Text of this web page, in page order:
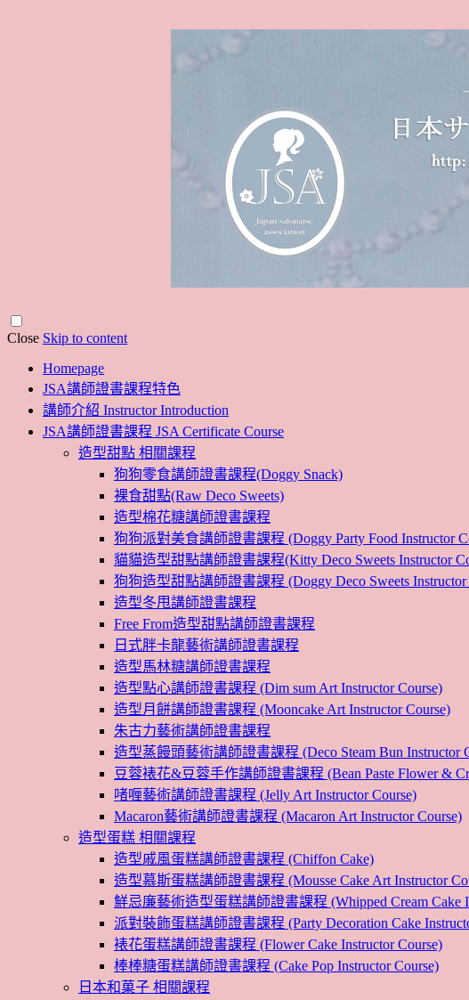
Close Skip to content
Homepage
JSA講師證書課程特色
講師介紹 Instructor Introduction
JSA講師證書課程 JSA Certificate Course
造型甜點 相關課程
狗狗零食講師證書課程(Doggy Snack)
裸食甜點(Raw Deco Sweets)
造型棉花糖講師證書課程
狗狗派對美食講師證書課程 (Doggy Party Food Instructor
貓貓造型甜點講師證書課程(Kitty Deco Sweets Instructor
狗狗造型甜點講師證書課程 (Doggy Deco Sweets Instructor
造型冬甩講師證書課程
Free From造型甜點講師證書課程
日式胖卡龍藝術講師證書課程
造型馬林糖講師證書課程
造型點心講師證書課程 (Dim sum Art Instructor Course)
造型月餅講師證書課程 (Mooncake Art Instructor Course)
朱古力藝術講師證書課程
造型蒸饅頭藝術講師證書課程 (Deco Steam Bun Instructor
豆蓉裱花&豆蓉手作講師證書課程 (Bean Paste Flower &
啫喱藝術講師證書課程 (Jelly Art Instructor Course)
Macaron藝術講師證書課程 (Macaron Art Instructor Course)
造型蛋糕 相關課程
造型戚風蛋糕講師證書課程 (Chiffon Cake)
造型慕斯蛋糕講師證書課程 (Mousse Cake Art Instructor
鮮忌廉藝術造型蛋糕講師證書課程 (Whipped Cream Cake
派對裝飾蛋糕講師證書課程 (Party Decoration Cake
裱花蛋糕講師證書課程 (Flower Cake Instructor Course)
棒棒糖蛋糕講師證書課程 (Cake Pop Instructor Course)
日本和菓子 相關課程